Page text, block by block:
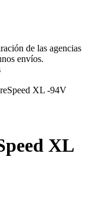
de las agencias
envíos.
XL -94V
XL